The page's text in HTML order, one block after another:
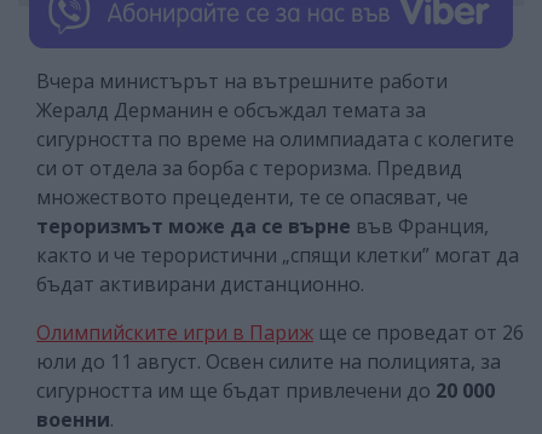
Вчера министърът на вътрешните работи
Жералд Дерманин е обсъждал темата за
сигурността по време на олимпиадата с колегите
си от отдела за борба с тероризма. Предвид
множеството прецеденти, те се опасяват, че
тероризмът може да се върне във Франция,
както и че терористични „спящи клетки” могат да
бъдат активирани дистанционно.
Олимпийските игри в Париж ще се проведат от 26
юли до 11 август. Освен силите на полицията, за
сигурността им ще бъдат привлечени до 20 000
военни.